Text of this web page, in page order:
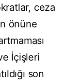
ceza
önüne
İçişleri
son